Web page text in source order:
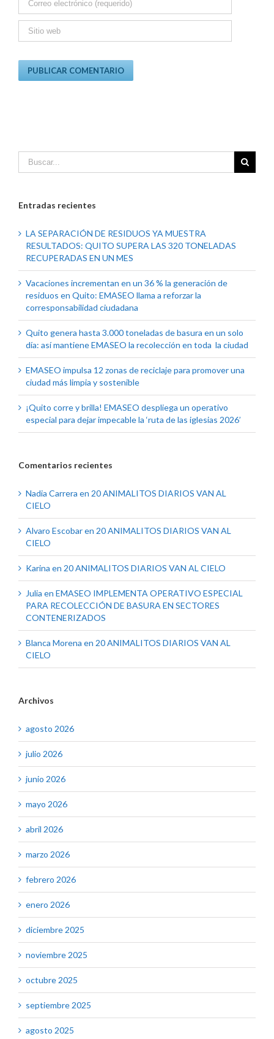
Entradas recientes
LA SEPARACIÓN DE RESIDUOS YA MUESTRA
RESULTADOS: QUITO SUPERA LAS 320 TONELADAS
RECUPERADAS EN UN MES
Vacaciones incrementan en un 36 % la generación de
residuos en Quito: EMASEO llama a reforzar la
corresponsabilidad ciudadana
Quito genera hasta 3.000 toneladas de basura en un solo
día: así mantiene EMASEO la recolección en toda la ciudad
EMASEO impulsa 12 zonas de reciclaje para promover una
ciudad más limpia y sostenible
¡Quito corre y brilla! EMASEO despliega un operativo
especial para dejar impecable la ‘ruta de las iglesias 2026’
Comentarios recientes
Nadia Carrera en 20 ANIMALITOS DIARIOS VAN AL
CIELO
Alvaro Escobaren 20 ANIMALITOS DIARIOS VAN AL
CIELO
Karina en 20 ANIMALITOS DIARIOS VAN AL CIELO
Julia en EMASEO IMPLEMENTA OPERATIVO ESPECIAL
PARA RECOLECCIÓN DE BASURA EN SECTORES
CONTENERIZADOS
Blanca Morena en 20 ANIMALITOS DIARIOS VAN AL
CIELO
Archivos
agosto 2026
julio 2026
junio 2026
mayo 2026
abril 2026
marzo 2026
febrero 2026
enero 2026
diciembre 2025
noviembre 2025
octubre 2025
septiembre 2025
agosto 2025